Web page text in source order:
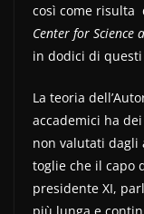
così come risulta
Center for
in dodici di
La teoria
accademici ha
non valutati
toglie che il capo
presidente XI,